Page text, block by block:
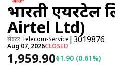
म्यूचु्अल
फंड
ऑटो
भारती एयरटेल
Airtel Ltd)
सेक्टर:Telecom-Service |3019876
Aug 07, 2026CLOSED
₹1,959.90₹11.90 (0.61%)